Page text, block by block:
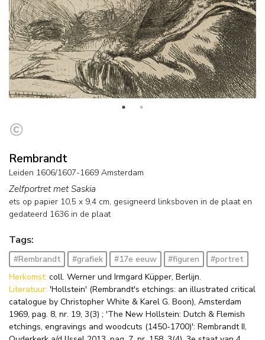
Rembrandt
Leiden 1606/1607-1669 Amsterdam
Zelfportret met Saskia
ets op papier 10,5 x 9,4 cm, gesigneerd linksboven in de plaat en
gedateerd 1636 in de plaat
Tags:
#Rembrandt #grafiek #17e eeuw #figuren
#portret
Herkomst: coll. Werner und Irmgard Küpper, Berlijn.
Literatuur: 'Hollstein' (Rembrandt's etchings: an illustrated critical
catalogue by Christopher White & Karel G. Boon), Amsterdam
1969, pag. 8, nr. 19, 3(3) ; 'The New Hollstein: Dutch & Flemish
etchings, engravings and woodcuts (1450-1700)': Rembrandt II,